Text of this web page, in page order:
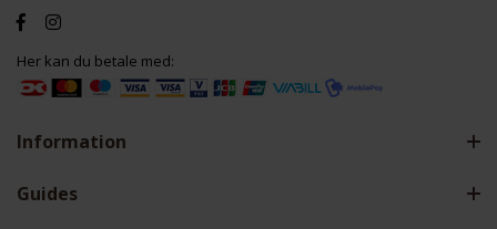
Her kan du betale med:
Information
Guides